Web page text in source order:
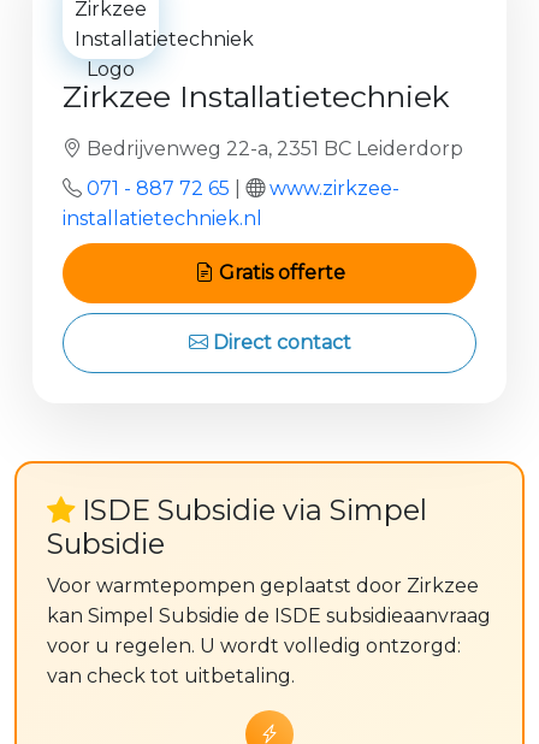
Zirkzee Installatietechniek
Bedrijvenweg 22-a, 2351 BC Leiderdorp
071 - 887 72 65
www.zirkzee-
installatietechniek.nl
Gratis offerte
Direct contact
ISDE Subsidie via Simpel
Subsidie
Voor warmtepompen geplaatst door Zirkzee
kan Simpel Subsidie de ISDE subsidieaanvraag
voor u regelen. U wordt volledig ontzorgd:
van check tot uitbetaling.